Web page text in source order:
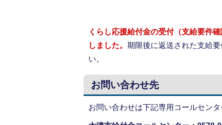
くらし応援給付金の受付（支給要件
しました。 期限後に返送された支給
い。
お問い合わせ先
お問い合わせは下記専用コールセンタ